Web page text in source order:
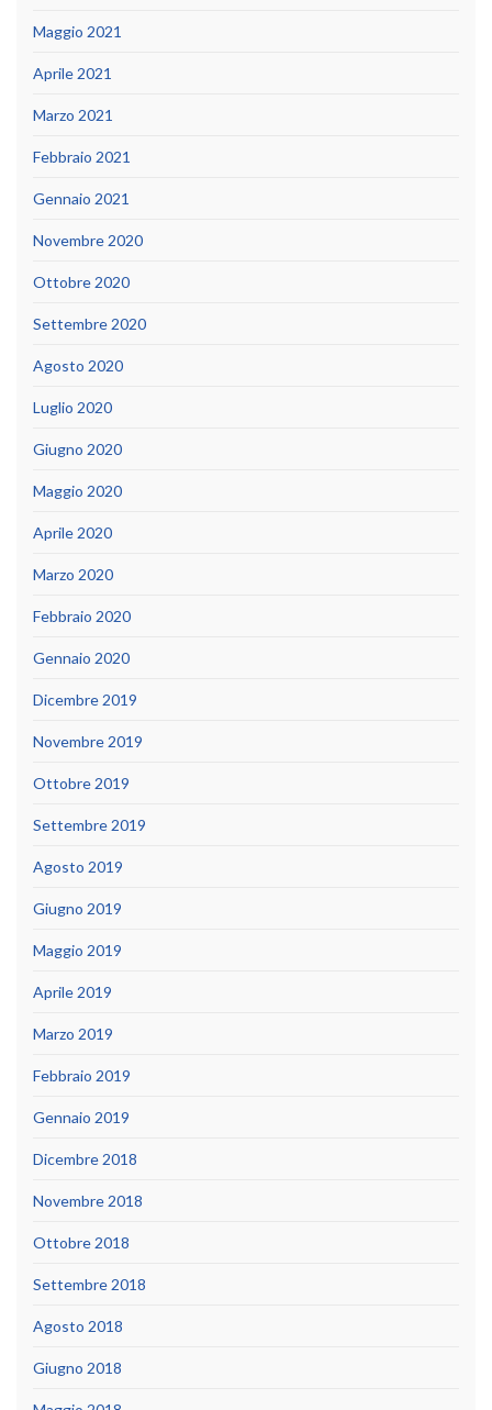
Maggio 2021
Aprile 2021
Marzo 2021
Febbraio 2021
Gennaio 2021
Novembre 2020
Ottobre 2020
Settembre 2020
Agosto 2020
Luglio 2020
Giugno 2020
Maggio 2020
Aprile 2020
Marzo 2020
Febbraio 2020
Gennaio 2020
Dicembre 2019
Novembre 2019
Ottobre 2019
Settembre 2019
Agosto 2019
Giugno 2019
Maggio 2019
Aprile 2019
Marzo 2019
Febbraio 2019
Gennaio 2019
Dicembre 2018
Novembre 2018
Ottobre 2018
Settembre 2018
Agosto 2018
Giugno 2018